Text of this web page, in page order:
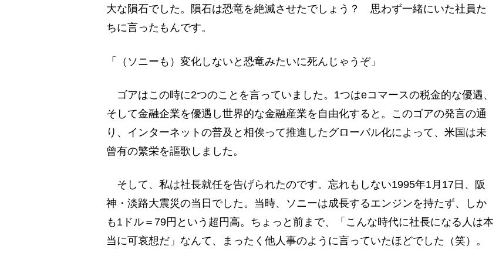
大な隕石でした。隕石は恐竜を絶滅させたでしょう？ 思わず一緒にいた社員た
ちに言ったもんです。
「（ソニーも）変化しないと恐竜みたいに死んじゃうぞ」
ゴアはこの時に2つのことを言っていました。1つはeコマースの税金的な優遇、
そして金融企業を優遇し世界的な金融産業を自由化すると。このゴアの発言の通
り、インターネットの普及と相俟って推進したグローバル化によって、米国は未
曾有の繁栄を謳歌しました。
そして、私は社長就任を告げられたのです。忘れもしない1995年1月17日、阪
神・淡路大震災の当日でした。当時、ソニーは成長するエンジンを持たず、しか
も1ドル＝79円という超円高。ちょっと前まで、「こんな時代に社長になる人は本
当に可哀想だ」なんて、まったく他人事のように言っていたほどでした（笑）。